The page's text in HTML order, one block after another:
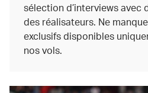
sélection d’interviews avec
des réalisateurs. Ne
exclusifs disponibles
nos vols.